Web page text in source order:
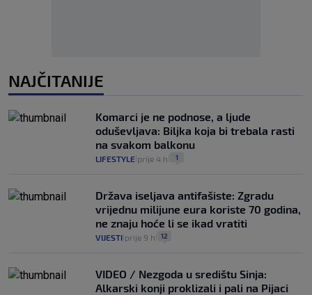
NAJČITANIJE
Komarci je ne podnose, a ljude
oduševljava: Biljka koja bi trebala rasti
na svakom balkonu
LIFESTYLE prije 4 h 1
Država iseljava antifašiste: Zgradu
vrijednu milijune eura koriste 70 godina,
ne znaju hoće li se ikad vratiti
VIJESTI prije 9 h 12
VIDEO / Nezgoda u središtu Sinja:
Alkarski konji proklizali i pali na Pijaci